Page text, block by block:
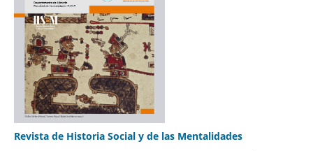
Revista de Historia Social y de las Mentalidades